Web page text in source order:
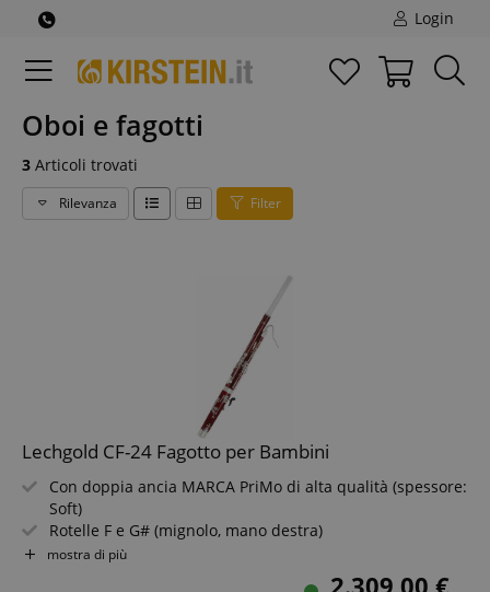
Login
Oboi e fagotti
3 Articoli trovati
Rilevanza Filter
Lechgold CF-24 Fagotto per Bambini
Con doppia ancia MARCA PriMo di alta qualità (spessore:
Soft)
Rotelle F e G# (mignolo, mano destra)
Imbottiture di alta qualità dall?Italia
Risonatore in acrilico per tono equilibrato e intonazione
mostra di più